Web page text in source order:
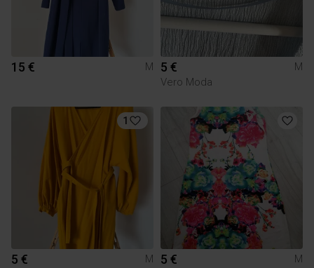
15 € M 5 €
M
Vero Moda
1
5 € M 5 € M